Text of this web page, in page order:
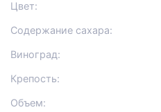
Цвет:
Содержание сахара:
Виноград:
Крепость:
Объем: